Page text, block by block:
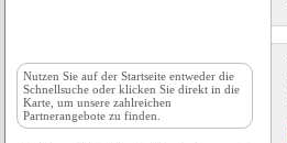
Nutzen Sie auf der Startseite entweder die
Schnellsuche oder klicken Sie direkt in die
Karte, um unsere zahlreichen
Partnerangebote zu finden.